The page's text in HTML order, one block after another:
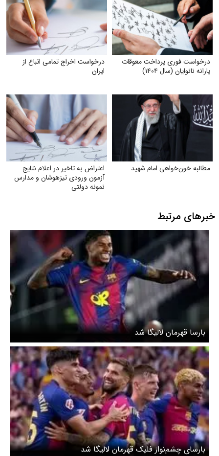
درخواست فوری پرداخت معوقات
یارانه نانوایان (سال ۱۴۰۴)
درخواست اخراج تمامی اتباع از
ایران
مطالبه خون‌خواهی امام شهید
اعتراض به تاخیر در اعلام نتایج
آزمون ورودی تیزهوشان و مدارس
نمونه دولتی
خبرهای مرتبط
بارسا قهرمان لالیگا شد
بارسای چشم‌نواز فلیک قهرمان لالیگا شد